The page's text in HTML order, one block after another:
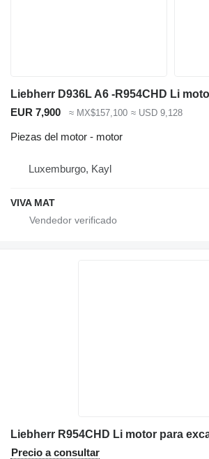
EUR 7,900 ≈ MX$157,100 ≈ USD 9,128
Piezas del motor - motor
Luxemburgo, Kayl
VIVA MAT
Liebherr R954CHD Li motor para
Precio a consultar